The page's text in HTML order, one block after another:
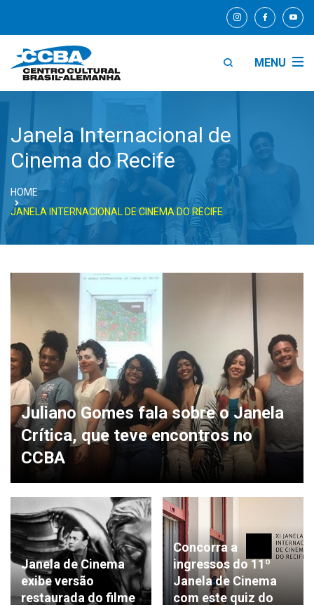
MENU
Janela Internacional de
Cinema do Recife
HOME
JANELA INTERNACIONAL DE CINEMA DO RECIFE
Juliano Gomes fala sobre o Janela
Crítica, que teve encontros no
CCBA
Janela de Cinema
exibe versão
restaurada do filme
Concorra a
ingressos do 11º
Janela de Cinema
com este quiz do